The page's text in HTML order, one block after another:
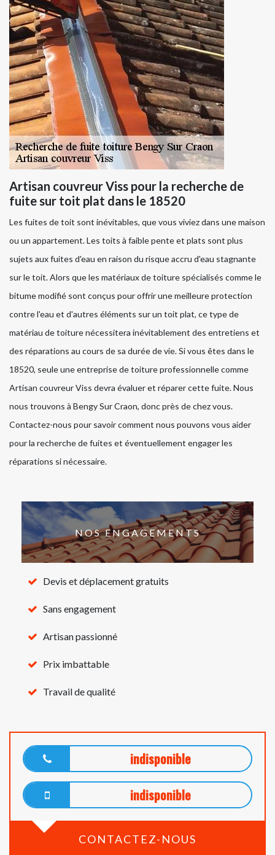
Artisan couvreur Viss pour la recherche de
fuite sur toit plat dans le 18520
Les fuites de toit sont inévitables, que vous viviez dans une maison
ou un appartement. Les toits à faible pente et plats sont plus
sujets aux fuites d'eau en raison du risque accru d'eau stagnante
sur le toit. Alors que les matériaux de toiture spécialisés comme le
bitume modifié sont conçus pour offrir une meilleure protection
contre l'eau et d'autres éléments sur un toit plat, ce type de
matériau de toiture nécessitera inévitablement des entretiens et
des réparations au cours de sa durée de vie. Si vous êtes dans le
18520, seule une entreprise de toiture professionnelle comme
Artisan couvreur Viss devra évaluer et réparer cette fuite. Nous
nous trouvons à Bengy Sur Craon, donc près de chez vous.
Contactez-nous pour savoir comment nous pouvons vous aider
pour la recherche de fuites et éventuellement engager les
réparations si nécessaire.
NOS ENGAGEMENTS
Devis et déplacement gratuits
Sans engagement
Artisan passionné
Prix imbattable
Travail de qualité
indisponible
indisponible
CONTACTEZ-NOUS